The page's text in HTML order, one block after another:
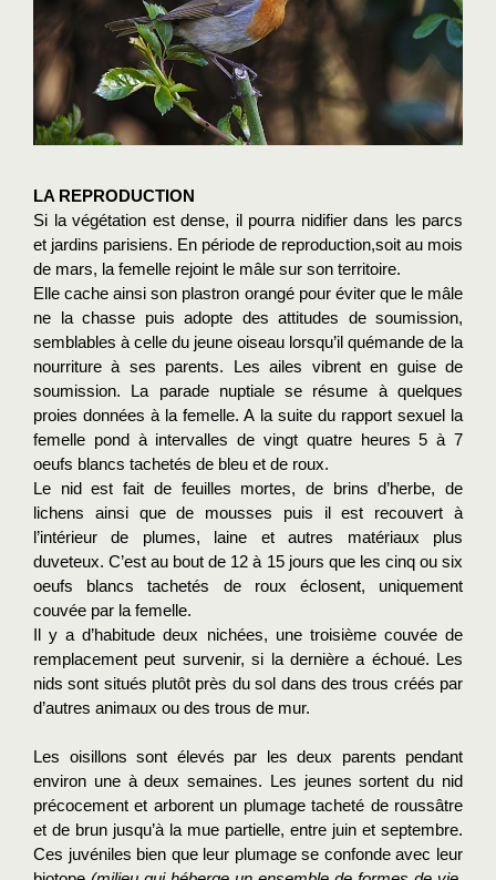
LA REPRODUCTION
Si la végétation est dense, il pourra nidifier dans les parcs
et jardins parisiens. En période de reproduction,soit au mois
de mars, la femelle rejoint le mâle sur son territoire.
Elle cache ainsi son plastron orangé pour éviter que le mâle
ne la chasse puis adopte des attitudes de soumission,
semblables à celle du jeune oiseau lorsqu’il quémande de la
nourriture à ses parents. Les ailes vibrent en guise de
soumission. La parade nuptiale se résume à quelques
proies données à la femelle. A la suite du rapport sexuel la
femelle pond à intervalles de vingt quatre heures 5 à 7
oeufs blancs tachetés de bleu et de roux.
Le nid est fait de feuilles mortes, de brins d’herbe, de
lichens ainsi que de mousses puis il est recouvert à
l’intérieur de plumes, laine et autres matériaux plus
duveteux. C’est au bout de 12 à 15 jours que les cinq ou six
oeufs blancs tachetés de roux éclosent, uniquement
couvée par la femelle.
Il y a d’habitude deux nichées, une troisième couvée de
remplacement peut survenir, si la dernière a échoué. Les
nids sont situés plutôt près du sol dans des trous créés par
d’autres animaux ou des trous de mur.
Les oisillons sont élevés par les deux parents pendant
environ une à deux semaines. Les jeunes sortent du nid
précocement et arborent un plumage tacheté de roussâtre
et de brun jusqu’à la mue partielle, entre juin et septembre.
Ces juvéniles bien que leur plumage se confonde avec leur